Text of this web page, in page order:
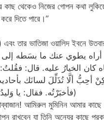
কাছ থেকেও নিজের গোপন কথা
দিতে পারে।”
তার ভাতিজা ওয়ালিদ ইবনে
كان الخيارُ عليه. قال:
أحِبُّ ألَّا تُذَلِّلَ لسانَك
فأخبَرْتُه. فقال: يا وَليدُ، أعتَقَك أخي من رِقِّ الخَطَأِ)
আমিরুল মুমিনিন আমার
রাখবেন যা তিনি অন্যের কাছে